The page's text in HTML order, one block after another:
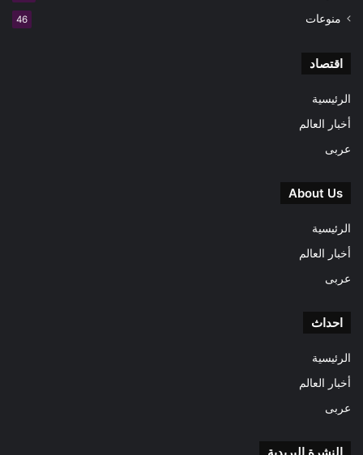
منوعات 46
اقتصاد
الرئيسية
أخبار العالم
عربى
About Us
الرئيسية
أخبار العالم
عربى
احداث
الرئيسية
أخبار العالم
عربى
النشرة البريدية